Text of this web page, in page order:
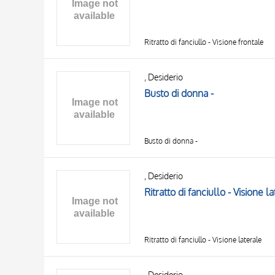
OBJECT
LOCATION
Ritratto di fanciullo - Visione frontale
, Desiderio
Busto di donna -
Busto di donna -
, Desiderio
Ritratto di fanciullo - Visione
Ritratto di fanciullo - Visione laterale